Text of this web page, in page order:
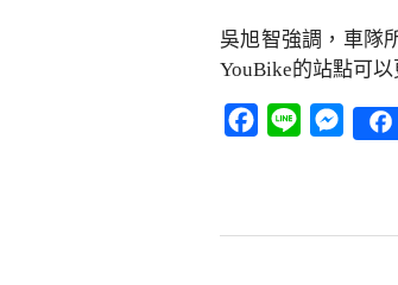
吳旭智強調，車隊
YouBike的站點可
Facebook
Line